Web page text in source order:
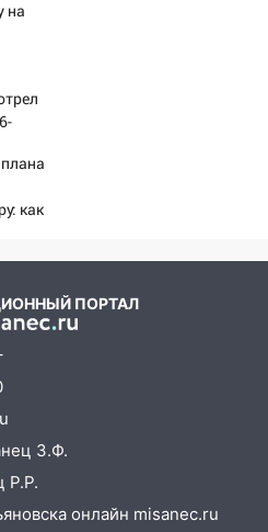
рассказали,
мощного
крушить
на дом на
мощным
с корнем
трамвай
перекрыли
фото
не
сильные ливни
на
как
ПОРТАЛ
З.Ф.
Р.Р.
онлайн misanec.ru